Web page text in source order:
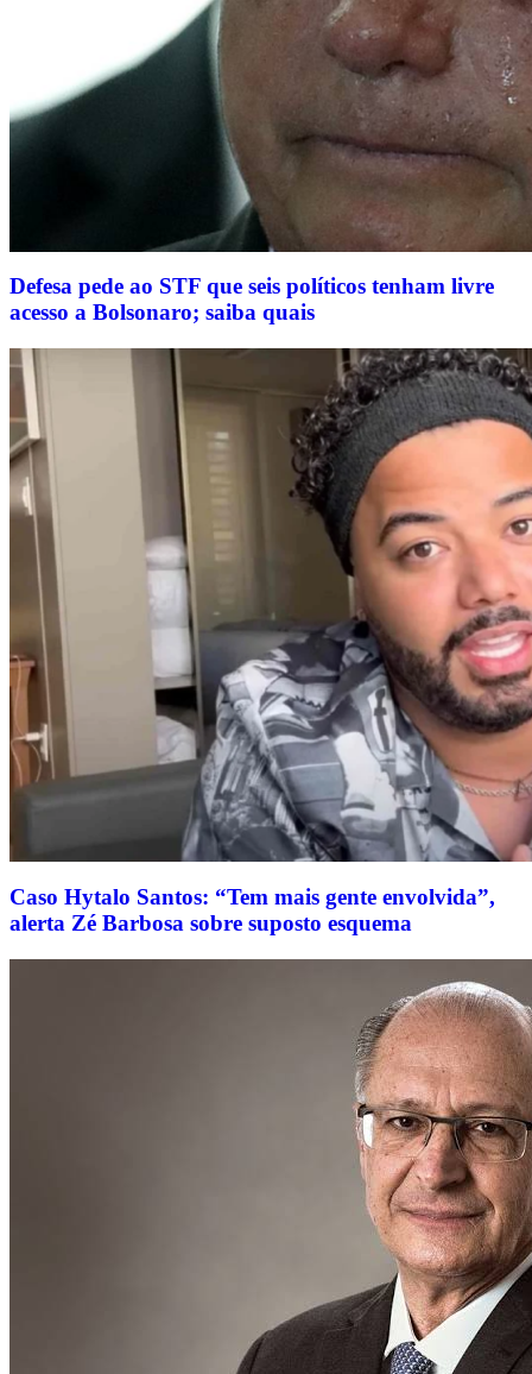
Defesa pede ao STF que seis políticos tenham livre
acesso a Bolsonaro; saiba quais
Caso Hytalo Santos: “Tem mais gente envolvida”,
alerta Zé Barbosa sobre suposto esquema